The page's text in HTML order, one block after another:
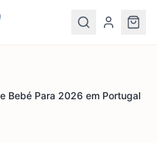
Bebé Para 2026 em Portugal